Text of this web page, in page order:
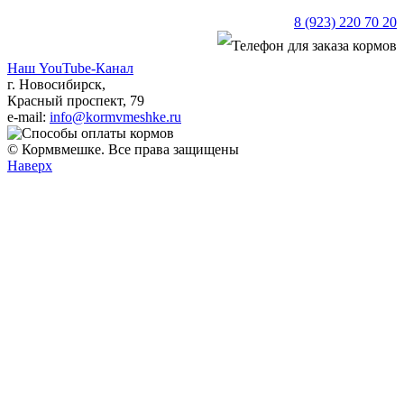
8 (923) 220 70 20
Наш YouTube-Канал
г. Новосибирск,
Красный проспект, 79
e-mail: info@kormvmeshke.ru
© Кормвмешке. Все права защищены
Наверх